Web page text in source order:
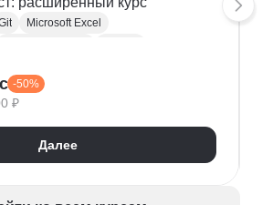
Microsoft Excel
1С
-50%
₽
Далее